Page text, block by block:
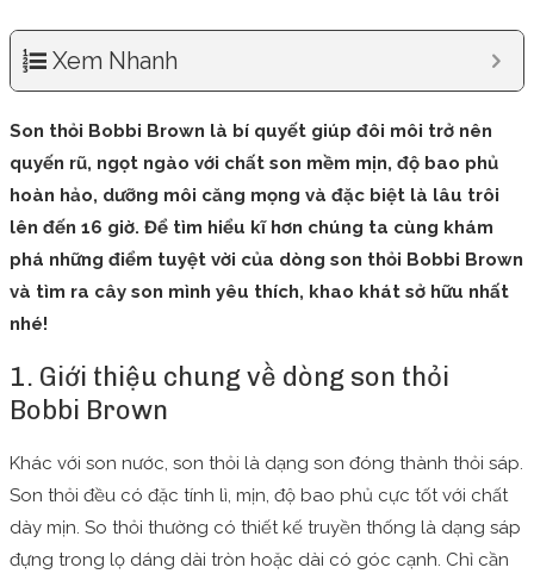
Xem Nhanh
Son thỏi Bobbi Brown là bí quyết giúp đôi môi trở nên
quyến rũ, ngọt ngào với chất son mềm mịn, độ bao phủ
hoàn hảo, dưỡng môi căng mọng và đặc biệt là lâu trôi
lên đến 16 giờ. Để tìm hiểu kĩ hơn chúng ta cùng khám
phá những điểm tuyệt vời của dòng son thỏi Bobbi Brown
và tìm ra cây son mình yêu thích, khao khát sở hữu nhất
nhé!
1. Giới thiệu chung về dòng son thỏi
Bobbi Brown
Khác với son nước, son thỏi là dạng son đóng thành thỏi sáp.
Son thỏi đều có đặc tính lì, mịn, độ bao phủ cực tốt với chất
dày mịn. So thỏi thường có thiết kế truyền thống là dạng sáp
đựng trong lọ dáng dài tròn hoặc dài có góc cạnh. Chỉ cần